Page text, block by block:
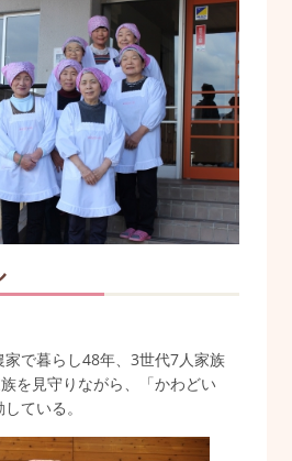
で暮らし48年、3世代7人家族
を見守りながら、「かわどい
ている。